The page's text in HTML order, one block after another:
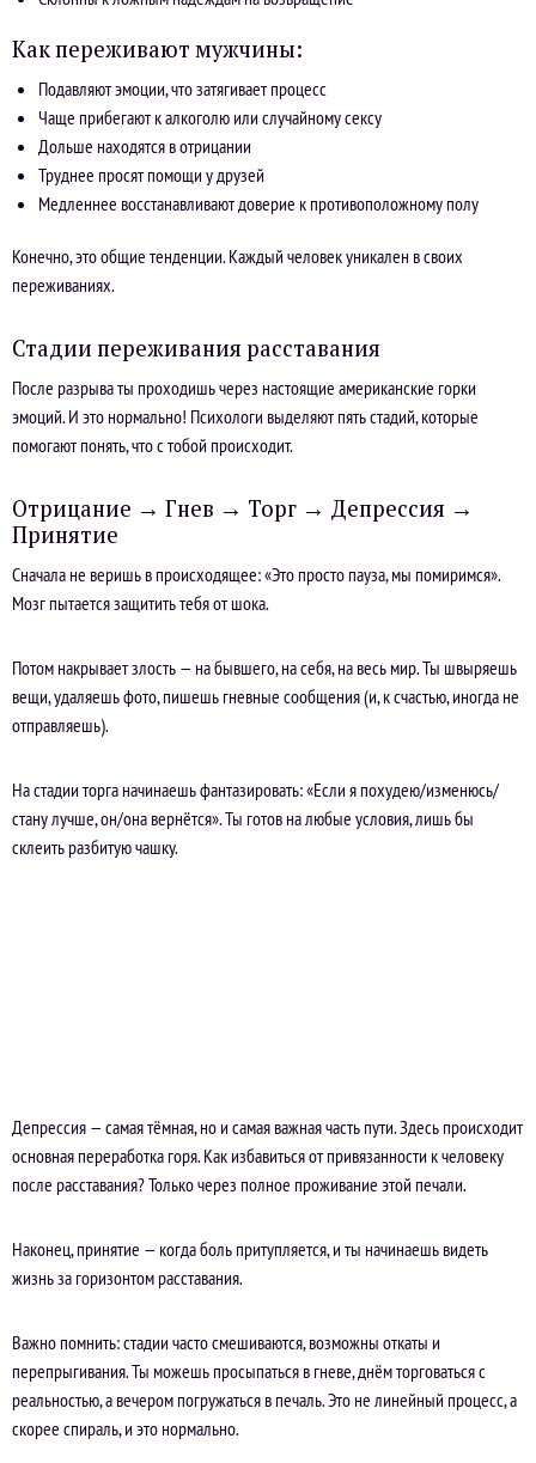
Как переживают мужчины:
Подавляют эмоции, что затягивает процесс
Чаще прибегают к алкоголю или случайному сексу
Дольше находятся в отрицании
Труднее просят помощи у друзей
Медленнее восстанавливают доверие к противоположному полу
Конечно, это общие тенденции. Каждый человек уникален в своих
переживаниях.
Стадии переживания расставания
После разрыва ты проходишь через настоящие американские горки
эмоций. И это нормально! Психологи выделяют пять стадий, которые
помогают понять, что с тобой происходит.
Отрицание → Гнев → Торг → Депрессия →
Принятие
Сначала не веришь в происходящее: «Это просто пауза, мы помиримся».
Мозг пытается защитить тебя от шока.
Потом накрывает злость — на бывшего, на себя, на весь мир. Ты швыряешь
вещи, удаляешь фото, пишешь гневные сообщения (и, к счастью, иногда не
отправляешь).
На стадии торга начинаешь фантазировать: «Если я похудею/изменюсь/
стану лучше, он/она вернётся». Ты готов на любые условия, лишь бы
склеить разбитую чашку.
Депрессия — самая тёмная, но и самая важная часть пути. Здесь происходит
основная переработка горя. Как избавиться от привязанности к человеку
после расставания? Только через полное проживание этой печали.
Наконец, принятие — когда боль притупляется, и ты начинаешь видеть
жизнь за горизонтом расставания.
Важно помнить: стадии часто смешиваются, возможны откаты и
перепрыгивания. Ты можешь просыпаться в гневе, днём торговаться с
реальностью, а вечером погружаться в печаль. Это не линейный процесс, а
скорее спираль, и это нормально.